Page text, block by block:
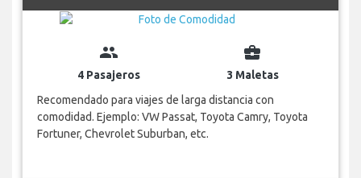
group
4 Pasajeros
business_center
3 Maletas
Recomendado para viajes de larga distancia con
comodidad. Ejemplo: VW Passat, Toyota Camry, Toyota
Fortuner, Chevrolet Suburban, etc.